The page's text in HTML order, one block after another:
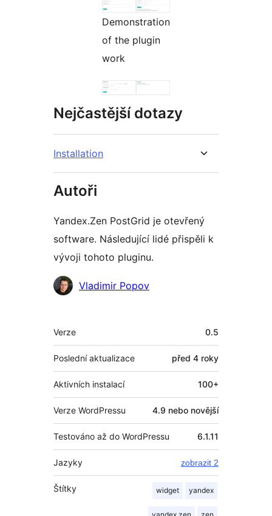
Demonstration
of the plugin
work
Nejčastější dotazy
Installation
Autoři
Yandex.Zen PostGrid je otevřený
software. Následující lidé přispěli k
vývoji tohoto pluginu.
Spolupracovníci
Vladimir Popov
Meta
Verze 0.5
Poslední aktualizace před 4 roky
Aktivních instalací 100+
Verze WordPressu 4.9 nebo novější
Testováno až do WordPressu 6.1.11
Jazyky zobrazit 2
Štítky widget yandex